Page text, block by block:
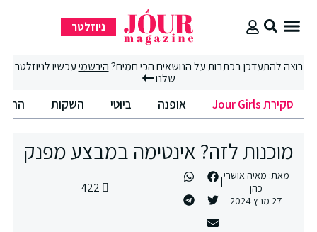
ניוזלטר
להתעדכן בכתבות על הנושאים הכי חמים?הירשמיעכשיו לניוזלטר
שלנו
סקירת Jour Girls אופנה ביוטי השקות החיים
מוכנות לזה? אינטימה במבצע מפנק
מאת:מאיה אושרי